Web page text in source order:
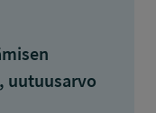
uutuusarvo